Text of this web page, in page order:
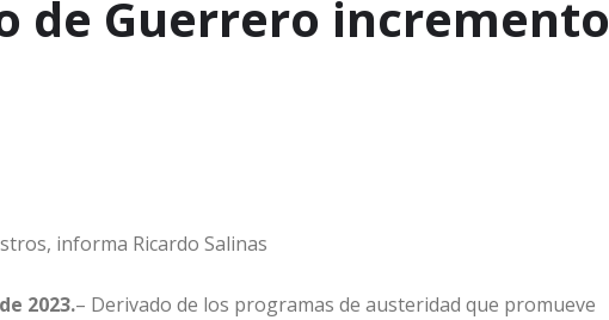
de Guerrero incremento
informa Ricardo Salinas
2023.– Derivado de los programas de austeridad que promueve